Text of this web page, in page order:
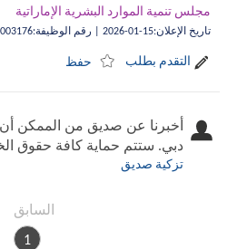
مجلس تنمية الموارد البشرية الإماراتية
تاريخ الإعلان:
15-01-2026 رقم الوظيفة:
التقدم بطلب حفظ
أخبرنا عن صديق من الممكن
دبي. ستتم حماية كافة حقوق
تزكية صديق
السابق
1